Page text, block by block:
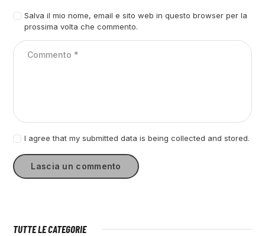
Salva il mio nome, email e sito web in questo browser per la
prossima volta che commento.
I agree that my submitted data is being collected and stored.
TUTTE LE CATEGORIE